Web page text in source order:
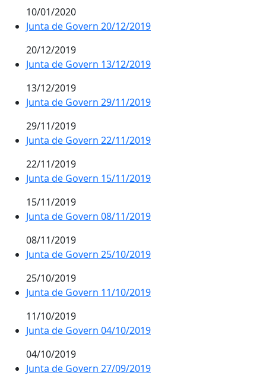
10/01/2020
Junta de Govern 20/12/2019
20/12/2019
Junta de Govern 13/12/2019
13/12/2019
Junta de Govern 29/11/2019
29/11/2019
Junta de Govern 22/11/2019
22/11/2019
Junta de Govern 15/11/2019
15/11/2019
Junta de Govern 08/11/2019
08/11/2019
Junta de Govern 25/10/2019
25/10/2019
Junta de Govern 11/10/2019
11/10/2019
Junta de Govern 04/10/2019
04/10/2019
Junta de Govern 27/09/2019